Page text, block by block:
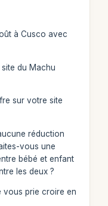
à Cusco avec
du Machu
sur votre site
réduction
vous une
bébé et enfant
les deux ?
vous prie croire en